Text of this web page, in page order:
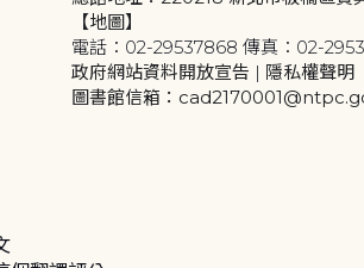
【地圖】
電話：02-29537868 傳真：02-
政府網站資料開放宣告 | 隱私權聲明
圖書館信箱：